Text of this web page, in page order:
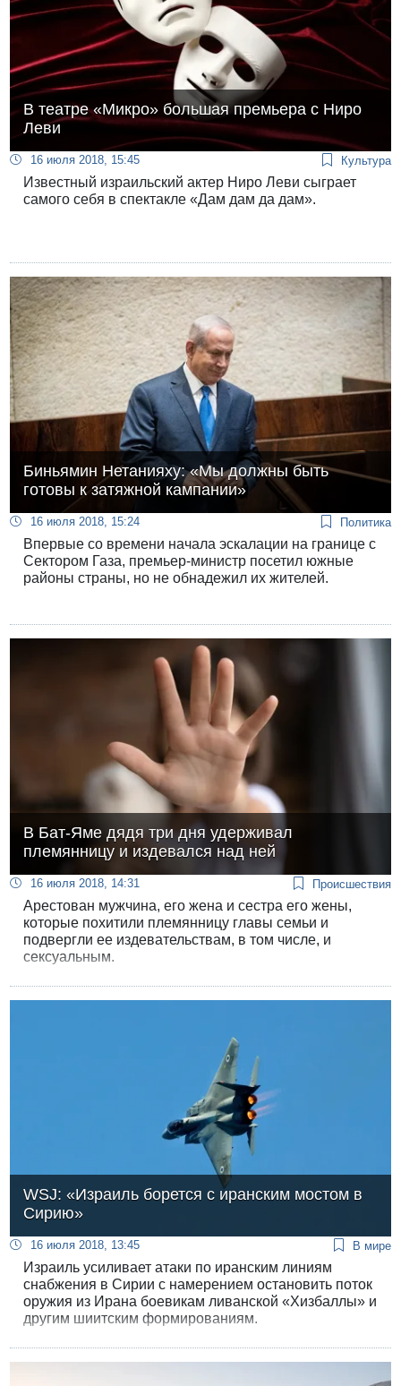
В театре «Микро» большая премьера с Ниро
Леви
16 июля 2018, 15:45 Культура
Известный израильский актер Ниро Леви сыграет
самого себя в спектакле «Дам дам да дам».
Биньямин Нетанияху: «Мы должны быть
готовы к затяжной кампании»
16 июля 2018, 15:24 Политика
Впервые со времени начала эскалации на границе с
Сектором Газа, премьер-министр посетил южные
районы страны, но не обнадежил их жителей.
В Бат-Яме дядя три дня удерживал
племянницу и издевался над ней
16 июля 2018, 14:31 Происшествия
Арестован мужчина, его жена и сестра его жены,
которые похитили племянницу главы семьи и
подвергли ее издевательствам, в том числе, и
сексуальным.
WSJ: «Израиль борется с иранским мостом в
Сирию»
16 июля 2018, 13:45 В мире
Израиль усиливает атаки по иранским линиям
снабжения в Сирии с намерением остановить поток
оружия из Ирана боевикам ливанской «Хизбаллы» и
другим шиитским формированиям.